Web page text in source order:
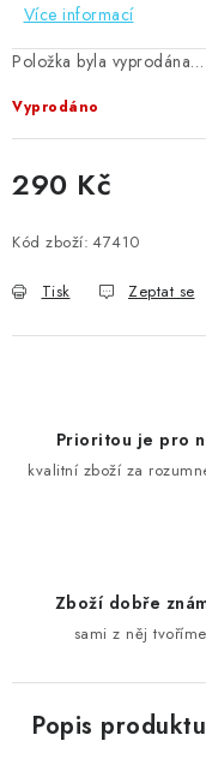
Více informací
Položka byla vyprodána…
Vyprodáno
290 Kč
Kód zboží: 47410
Tisk Zeptat se
Prioritou je pro
kvalitní zboží za
Zboží dobře
sami z něj tvoříme
Popis produktu